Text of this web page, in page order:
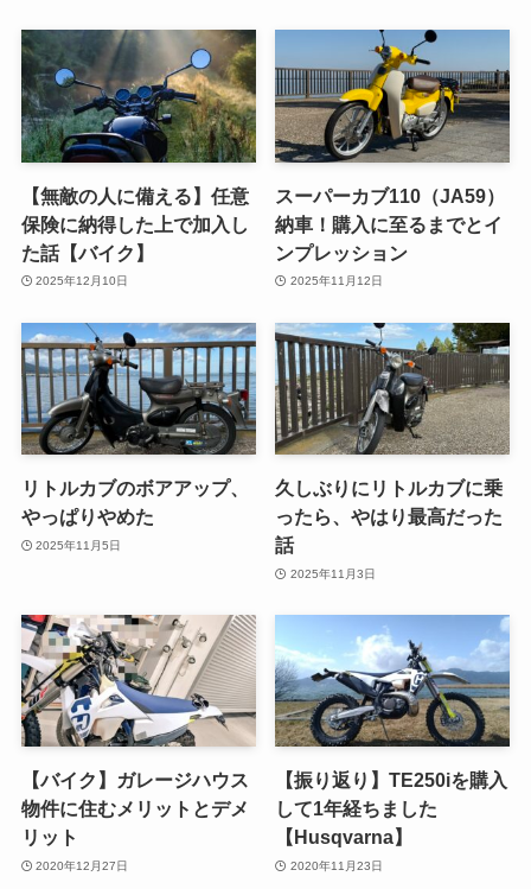
【無敵の人に備える】任意
保険に納得した上で加入し
た話【バイク】
2025年12月10日
スーパーカブ110（JA59）
納車！購入に至るまでとイ
ンプレッション
2025年11月12日
リトルカブのボアアップ、
やっぱりやめた
2025年11月5日
久しぶりにリトルカブに乗
ったら、やはり最高だった
話
2025年11月3日
【バイク】ガレージハウス
物件に住むメリットとデメ
リット
2020年12月27日
【振り返り】TE250iを購入
して1年経ちました
【Husqvarna】
2020年11月23日